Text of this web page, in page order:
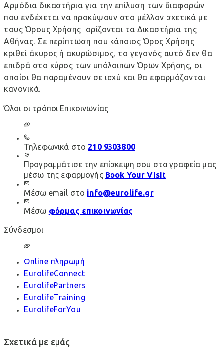
Αρμόδια δικαστήρια για την επίλυση των διαφορών
που ενδέχεται να προκύψουν στο μέλλον σχετικά με
τους Όρους Χρήσης ορίζονται τα Δικαστήρια της
Αθήνας. Σε περίπτωση που κάποιος Όρος Χρήσης
κριθεί άκυρος ή ακυρώσιμος, το γεγονός αυτό δεν θα
επιδρά στο κύρος των υπόλοιπων Όρων Χρήσης, οι
οποίοι θα παραμένουν σε ισχύ και θα εφαρμόζονται
κανονικά.
Όλοι οι τρόποι Επικοινωνίας
Τηλεφωνικά στο 210 9303800
Προγραμμάτισε την επίσκεψη σου στα γραφεία μας
μέσω της εφαρμογής Book Your Visit
Μέσω email στο info@eurolife.gr
Μέσω φόρμας επικοινωνίας
Σύνδεσμοι
Online πληρωμή
EurolifeConnect
EurolifePartners
EurolifeTraining
EurolifeForYou
Σχετικά με εμάς